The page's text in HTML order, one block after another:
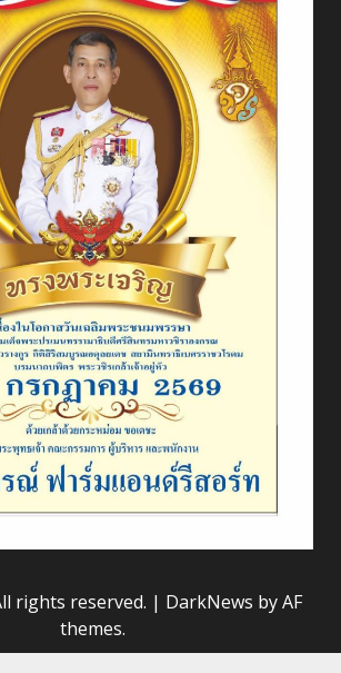
rights reserved. | DarkNews by AF
themes.